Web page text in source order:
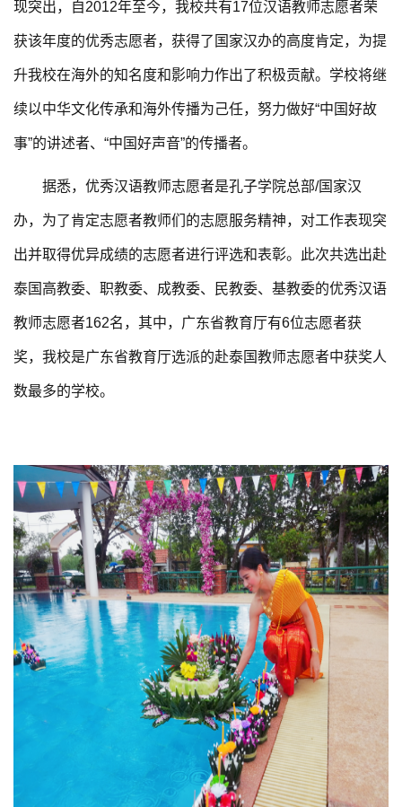
现突出，自2012年至今，我校共有17位汉语教师志愿者荣
获该年度的优秀志愿者，获得了国家汉办的高度肯定，为提
升我校在海外的知名度和影响力作出了积极贡献。学校将继
续以中华文化传承和海外传播为己任，努力做好“中国好故
事”的讲述者、“中国好声音”的传播者。
据悉，优秀汉语教师志愿者是孔子学院总部/国家汉
办，为了肯定志愿者教师们的志愿服务精神，对工作表现突
出并取得优异成绩的志愿者进行评选和表彰。此次共选出赴
泰国高教委、职教委、成教委、民教委、基教委的优秀汉语
教师志愿者162名，其中，广东省教育厅有6位志愿者获
奖，我校是广东省教育厅选派的赴泰国教师志愿者中获奖人
数最多的学校。